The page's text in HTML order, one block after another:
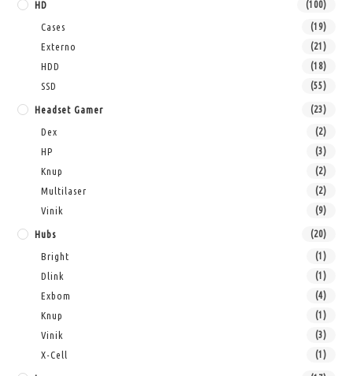
HD (100)
Cases (19)
Externo (21)
HDD (18)
SSD (55)
Headset Gamer (23)
Dex (2)
HP (3)
Knup (2)
Multilaser (2)
Vinik (9)
Hubs (20)
Bright (1)
Dlink (1)
Exbom (4)
Knup (1)
Vinik (3)
X-Cell (1)